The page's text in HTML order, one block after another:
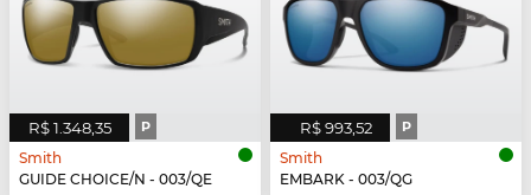
R$ 1.348,35 P
Smith
GUIDE CHOICE/N - 003/QE
R$ 993,52 P
Smith
EMBARK - 003/QG